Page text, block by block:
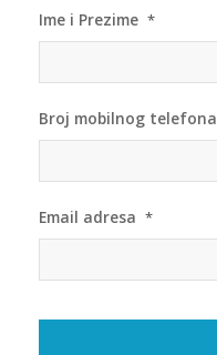
Ime i Prezime *
Broj mobilnog telefona
Email adresa *